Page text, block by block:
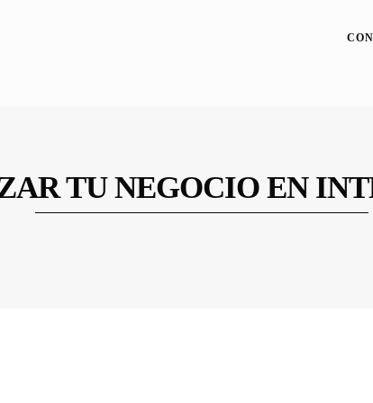
TU NEGOCIO EN